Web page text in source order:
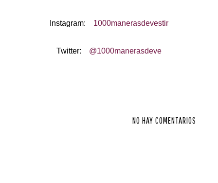
Instagram: 1000manerasdevestir
Twitter: @1000manerasdeve
NO HAY COMENTARIOS